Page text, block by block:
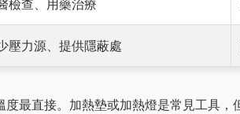
檢查、用藥治療
壓力源、提供隱蔽處
度最直接。加熱墊或加熱燈是常見工具